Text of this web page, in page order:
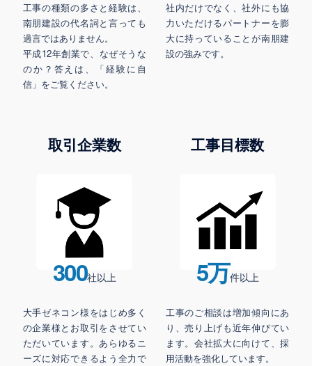
工事の種類の多さと経験は、
南朋建設の代名詞と言っても
過言ではありません。
平成12年創業で、なぜそうな
のか？答えは、「経験に自
信」をご覧ください。
社内だけでなく、社外にも協
力いただけるパートナーを膨
大に持っていることが南朋建
設の強みです。
取引企業数
300社以上
大手ゼネコン様をはじめ多く
の企業様とお取引をさせてい
ただいています。あらゆるニ
ーズに対応できるよう全力で
工事目標数
5万件以上
工事のご相談は増加傾向にあ
り、売り上げも近年伸びてい
ます。会社拡大に向けて、採
用活動を強化しています。